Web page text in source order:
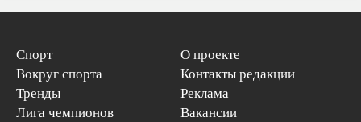
Спорт
Вокруг спорта
Тренды
Лига чемпионов
О проекте
Контакты редакции
Реклама
Вакансии